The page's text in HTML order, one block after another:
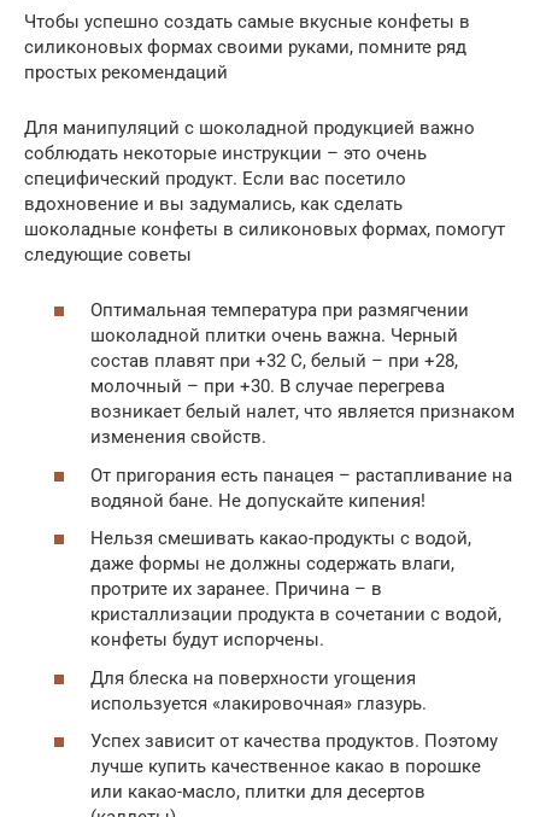
Чтобы успешно создать самые вкусные конфеты в
силиконовых формах своими руками, помните ряд
простых рекомендаций
Для манипуляций с шоколадной продукцией важно
соблюдать некоторые инструкции – это очень
специфический продукт. Если вас посетило
вдохновение и вы задумались, как сделать
шоколадные конфеты в силиконовых формах, помогут
следующие советы
Оптимальная температура при размягчении
шоколадной плитки очень важна. Черный
состав плавят при +32 С, белый – при +28,
молочный – при +30. В случае перегрева
возникает белый налет, что является признаком
изменения свойств.
От пригорания есть панацея – растапливание на
водяной бане. Не допускайте кипения!
Нельзя смешивать какао-продукты с водой,
даже формы не должны содержать влаги,
протрите их заранее. Причина – в
кристаллизации продукта в сочетании с водой,
конфеты будут испорчены.
Для блеска на поверхности угощения
используется «лакировочная» глазурь.
Успех зависит от качества продуктов. Поэтому
лучше купить качественное какао в порошке
или какао-масло, плитки для десертов